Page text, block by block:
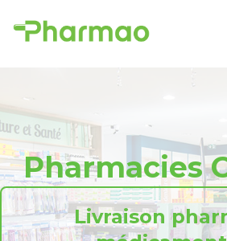
Pharmacies
Livraison